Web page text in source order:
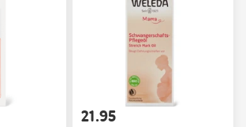
21.95